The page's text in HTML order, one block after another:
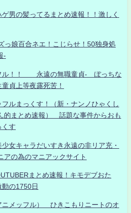
男の髪ってるまとめ速報！！激しく
っ娘百合ネエ！こじらせ！50独身処
-
ル！！ 永遠の無職童貞- ぼっちな
貞上等夜露死苦！
ルまっくす！（新・ナンノひゃくし
的まとめ速報） 話題な事件からおも
くす
女キャラだいすき永遠の非リア充・
アの為のマニアックサイト
まとめ速報！キモデブおた
の1750日
ニメッフル） ひきこもりニートのオ